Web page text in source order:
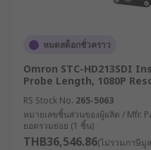
ความละเอียดสูง รอง
กล้องงูบางรุ่นรองรับก
Fi หรือ Bluetooth ขอ
ช่วยเพิ่มความสะดวก
กันน้ำและกันฝุ่น เหมา
สภาพแวดล้อมที่เปียกห
สอบท่อประปา
หมดสต็อกชั่วคราว
Omron STC-HD213SDI
Probe Length, 1080P
RS Stock No. 265-5063
หมายเลขชิ้นส่วนของผู้ผลิต / Mfr.
ยอดรวมย่อย (1 ชิ้น)
THB36,546.86(ไม่รวมภาษีมู